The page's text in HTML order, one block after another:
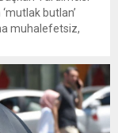
butlan’
muhalefetsiz,